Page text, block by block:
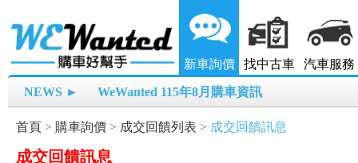
新車詢價 找中古車 汽車服務
NEWS ► WeWanted 115年8月購車資訊
首頁 > 購車詢價 > 成交回饋列表 > 成交回饋訊息
成交回饋訊息